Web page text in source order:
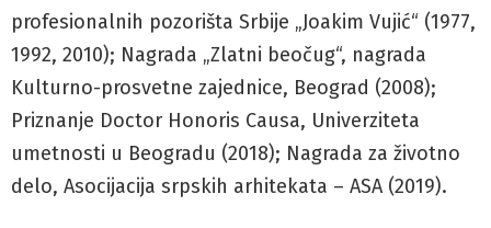
profesionalnih pozorišta Srbije „Joakim Vujić“ (1977,
1992, 2010); Nagrada „Zlatni beočug“, nagrada
Kulturno-prosvetne zajednice, Beograd (2008);
Priznanje Doctor Honoris Causa, Univerziteta
umetnosti u Beogradu (2018); Nagrada za životno
delo, Asocijacija srpskih arhitekata – ASA (2019).